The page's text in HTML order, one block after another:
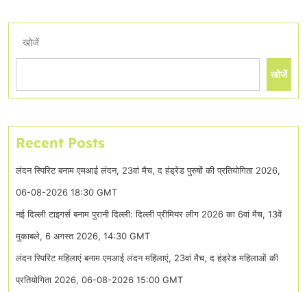
खोजें
खोजें
Recent Posts
लंदन स्पिरिट बनाम एमआई लंदन, 23वां मैच, द हंड्रेड पुरुषों की प्रतियोगिता 2026,
06-08-2026 18:30 GMT
नई दिल्ली टाइगर्स बनाम पुरानी दिल्ली: दिल्ली प्रीमियर लीग 2026 का 6वां मैच, 13वें
मुकाबले, 6 अगस्त 2026, 14:30 GMT
लंदन स्पिरिट महिलाएं बनाम एमआई लंदन महिलाएं, 23वां मैच, द हंड्रेड महिलाओं की
प्रतियोगिता 2026, 06-08-2026 15:00 GMT